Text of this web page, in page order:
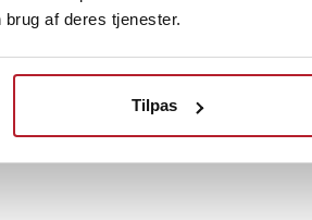
af deres tjenester.
Tilpas
BESTSELLERE